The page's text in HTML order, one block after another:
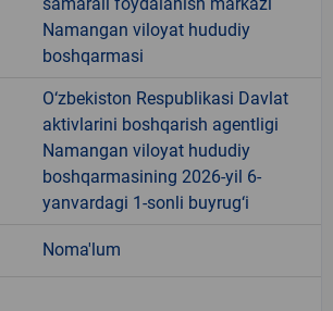
Namangan viloyat hududiy
boshqarmasi
O‘zbekiston Respublikasi Davlat
aktivlarini boshqarish agentligi
Namangan viloyat hududiy
boshqarmasining 2026-yil 6-
yanvardagi 1-sonli buyrug‘i
Noma'lum